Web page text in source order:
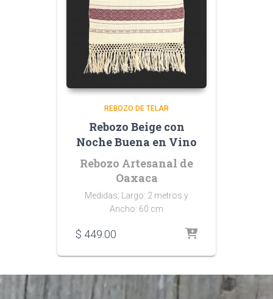
REBOZO DE TELAR
Rebozo Beige con
Noche Buena en Vino
Rebozo Artesanal de
Oaxaca
Medidas; Largo: 2 metros y
Ancho: 60 cm
$ 449.00